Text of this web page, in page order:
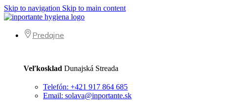
Skip to navigation Skip to main content
Predajne
Veľkosklad Dunajská Streada
Telefón: +421 917 864 685
Email: solava@inportante.sk